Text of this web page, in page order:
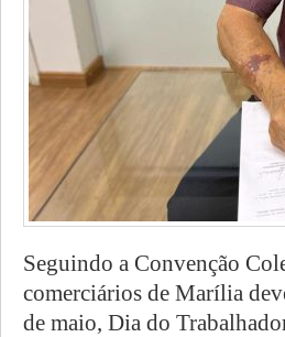
Seguindo a Convenção
comerciários de Marília
de maio, Dia do